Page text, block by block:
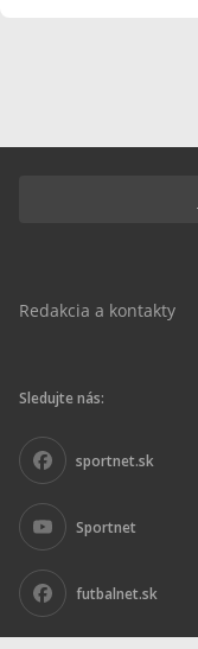
Redakcia a kontakty
Sledujte nás:
sportnet.sk
Sportnet
futbalnet.sk